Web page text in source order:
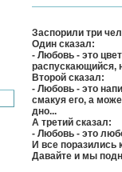
Заспорили три
Один сказал:
- Любовь - это
распускающийся,
Второй сказал:
- Любовь - это
смакуя его, а
дно...
А третий сказал:
- Любовь - это
И все поразились
Давайте и мы